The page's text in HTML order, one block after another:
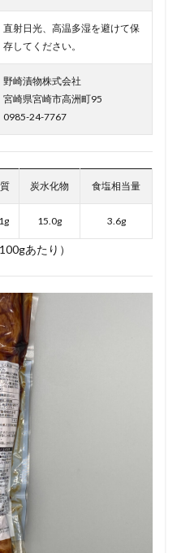
直射日光、高温多湿を避けて保
存してください。
野崎漬物株式会社
宮崎県宮崎市高洲町95
0985-24-7767
炭水化物 食塩相当量
15.0g 3.6g
あたり）